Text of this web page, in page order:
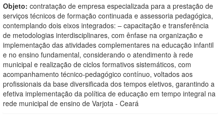
Objeto: contratação de empresa especializada para a prestação de
serviços técnicos de formação continuada e assessoria pedagógica,
contemplando dois eixos integrados: – capacitação e transferência
de metodologias interdisciplinares, com ênfase na organização e
implementação das atividades complementares na educação infantil
e no ensino fundamental, considerando o atendimento à rede
municipal e realização de ciclos formativos sistemáticos, com
acompanhamento técnico-pedagógico contínuo, voltados aos
profissionais da base diversificada dos tempos eletivos, garantindo a
efetiva implementação da política de educação em tempo integral na
rede municipal de ensino de Varjota - Ceará